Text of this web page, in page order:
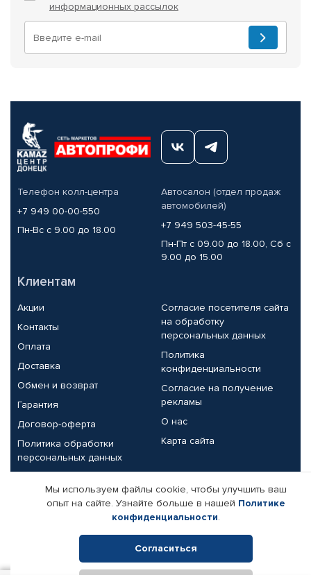
информационных рассылок
Телефон колл-центра
+7 949 00-00-550
Пн-Вс с 9.00 до 18.00
Автосалон (отдел продаж
автомобилей)
+7 949 503-45-55
Пн-Пт с 09.00 до 18.00, Сб с
9.00 до 15.00
Клиентам
Акции
Контакты
Оплата
Доставка
Обмен и возврат
Гарантия
Договор-оферта
Политика обработки
персональных данных
Согласие посетителя сайта
на обработку
персональных данных
Политика
конфиденциальности
Согласие на получение
рекламы
О нас
Карта сайта
Партнерам
Корпоративным клиентам
Поставщикам
Реквизиты компании
Мы используем файлы cookie, чтобы улучшить ваш
опыт на сайте. Узнайте больше в нашей Политике
конфиденциальности.
Согласиться